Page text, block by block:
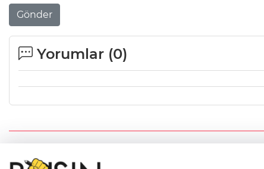
Gönder
Yorumlar (0)